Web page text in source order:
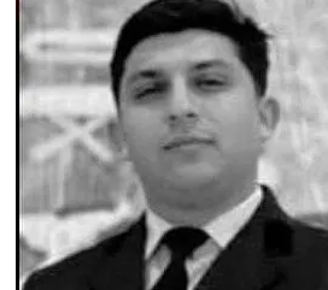
English News
Canlı Maç
Finans
Genel-A
Gündem-Eğitim